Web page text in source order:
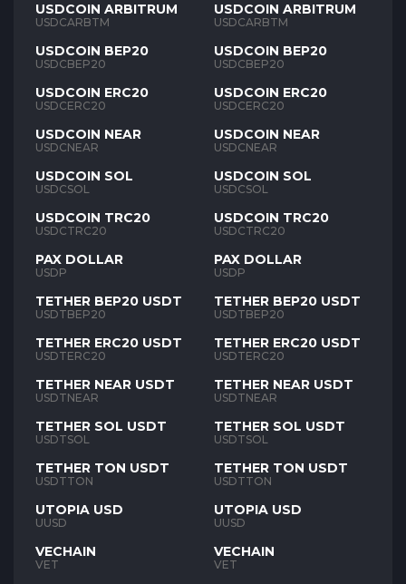
USDCOIN ARBITRUM
USDCARBTM
USDCOIN BEP20
USDCBEP20
USDCOIN ERC20
USDCERC20
USDCOIN NEAR
USDCNEAR
USDCOIN SOL
USDCSOL
USDCOIN TRC20
USDCTRC20
PAX DOLLAR
USDP
TETHER BEP20 USDT
USDTBEP20
TETHER ERC20 USDT
USDTERC20
TETHER NEAR USDT
USDTNEAR
TETHER SOL USDT
USDTSOL
TETHER TON USDT
USDTTON
UTOPIA USD
UUSD
VECHAIN
VET
USDCOIN ARBITRUM
USDCARBTM
USDCOIN BEP20
USDCBEP20
USDCOIN ERC20
USDCERC20
USDCOIN NEAR
USDCNEAR
USDCOIN SOL
USDCSOL
USDCOIN TRC20
USDCTRC20
PAX DOLLAR
USDP
TETHER BEP20 USDT
USDTBEP20
TETHER ERC20 USDT
USDTERC20
TETHER NEAR USDT
USDTNEAR
TETHER SOL USDT
USDTSOL
TETHER TON USDT
USDTTON
UTOPIA USD
UUSD
VECHAIN
VET